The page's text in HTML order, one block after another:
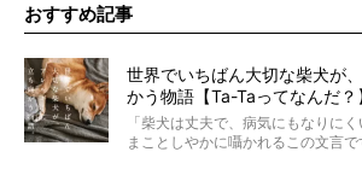
おすすめ記事
世界でいちばん大切な柴犬が
かう物語【Ta-Taってなんだ？
「柴犬は丈夫で、病気にもなりにく
まことしやかに囁かれるこの文言